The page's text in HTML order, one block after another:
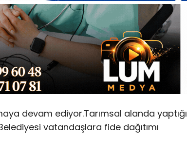
devam ediyor.Tarımsal alanda yaptığı
vatandaşlara fide dağıtımı